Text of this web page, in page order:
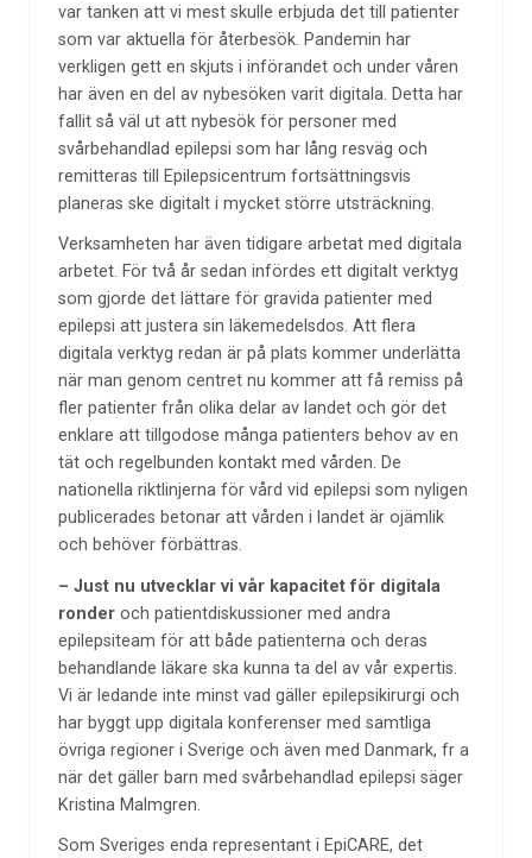
var tanken att vi mest skulle erbjuda det till patienter
som var aktuella för återbesök. Pandemin har
verkligen gett en skjuts i införandet och under våren
har även en del av nybesöken varit digitala. Detta har
fallit så väl ut att nybesök för personer med
svårbehandlad epilepsi som har lång resväg och
remitteras till Epilepsicentrum fortsättningsvis
planeras ske digitalt i mycket större utsträckning.
Verksamheten har även tidigare arbetat med digitala
arbetet. För två år sedan infördes ett digitalt verktyg
som gjorde det lättare för gravida patienter med
epilepsi att justera sin läkemedelsdos. Att flera
digitala verktyg redan är på plats kommer underlätta
när man genom centret nu kommer att få remiss på
fler patienter från olika delar av landet och gör det
enklare att tillgodose många patienters behov av en
tät och regelbunden kontakt med vården. De
nationella riktlinjerna för vård vid epilepsi som nyligen
publicerades betonar att vården i landet är ojämlik
och behöver förbättras.
– Just nu utvecklar vi vår kapacitet för digitala
ronder och patientdiskussioner med andra
epilepsiteam för att både patienterna och deras
behandlande läkare ska kunna ta del av vår expertis.
Vi är ledande inte minst vad gäller epilepsikirurgi och
har byggt upp digitala konferenser med samtliga
övriga regioner i Sverige och även med Danmark, fr a
när det gäller barn med svårbehandlad epilepsi säger
Kristina Malmgren.
Som Sveriges enda representant i EpiCARE, det